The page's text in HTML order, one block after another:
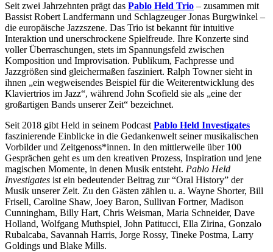
Seit zwei Jahrzehnten prägt das Pablo Held Trio – zusammen mit
Bassist Robert Landfermann und Schlagzeuger Jonas Burgwinkel –
die europäische Jazzszene. Das Trio ist bekannt für intuitive
Interaktion und unerschrockene Spielfreude. Ihre Konzerte sind
voller Überraschungen, stets im Spannungsfeld zwischen
Komposition und Improvisation. Publikum, Fachpresse und
Jazzgrößen sind gleichermaßen fasziniert. Ralph Towner sieht in
ihnen „ein wegweisendes Beispiel für die Weiterentwicklung des
Klaviertrios im Jazz“, während John Scofield sie als „eine der
großartigen Bands unserer Zeit“ bezeichnet.
Seit 2018 gibt Held in seinem Podcast Pablo Held Investigates
faszinierende Einblicke in die Gedankenwelt seiner musikalischen
Vorbilder und Zeitgenoss*innen. In den mittlerweile über 100
Gesprächen geht es um den kreativen Prozess, Inspiration und jene
magischen Momente, in denen Musik entsteht. Pablo Held
Investigates ist ein bedeutender Beitrag zur “Oral History” der
Musik unserer Zeit. Zu den Gästen zählen u. a. Wayne Shorter, Bill
Frisell, Caroline Shaw, Joey Baron, Sullivan Fortner, Madison
Cunningham, Billy Hart, Chris Weisman, Maria Schneider, Dave
Holland, Wolfgang Muthspiel, John Patitucci, Ella Zirina, Gonzalo
Rubalcaba, Savannah Harris, Jorge Rossy, Tineke Postma, Larry
Goldings und Blake Mills.